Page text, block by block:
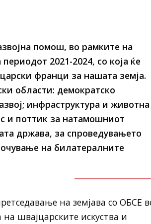
помош, во рамките на
2021-2024, со која ќе
франци за нашата земја.
области: демократско
инфраструктура и животна
и поттик за натамошниот
држава, за спроведувањето
на билатералните
на земјава со ОБСЕ
швајцарските искуства и